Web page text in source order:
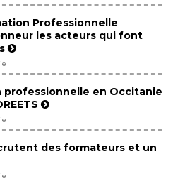
Professionnelle
les acteurs qui font
en Occitanie
des formateurs et un